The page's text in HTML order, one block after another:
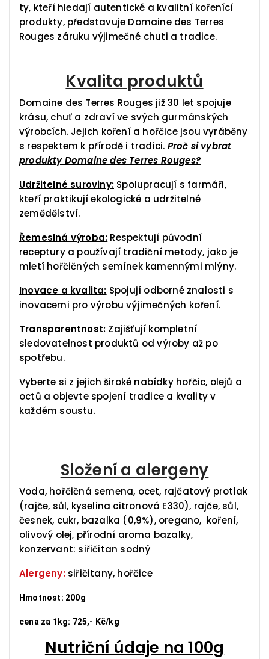
ty, kteří hledají autentické a kvalitní kořenící
produkty, představuje Domaine des Terres
Rouges záruku výjimečné chuti a tradice.
Kvalita produktů
Domaine des Terres Rouges již 30 let spojuje
krásu, chuť a zdraví ve svých gurmánských
výrobcích. Jejich koření a hořčice jsou vyráběny
s respektem k přírodě i tradici. Proč si vybrat
produkty Domaine des Terres Rouges?
Udržitelné suroviny: Spolupracují s farmáři,
kteří praktikují ekologické a udržitelné
zemědělství.
Řemeslná výroba: Respektují původní
receptury a používají tradiční metody, jako je
mletí hořčičných semínek kamennými mlýny.
Inovace a kvalita: Spojují odborné znalosti s
inovacemi pro výrobu výjimečných koření.
Transparentnost: Zajišťují kompletní
sledovatelnost produktů od výroby až po
spotřebu.
Vyberte si z jejich široké nabídky hořčic, olejů a
octů a objevte spojení tradice a kvality v
každém soustu.
Složení a alergeny
Voda, hořčičná semena, ocet, rajčatový protlak
(rajče, sůl, kyselina citronová E330), rajče, sůl,
česnek, cukr, bazalka (0,9%), oregano, koření,
olivový olej, přírodní aroma bazalky,
konzervant: siřičitan sodný
Alergeny: siřičitany, hořčice
Hmotnost: 200g
cena za 1kg: 725,- Kč/kg
Nutriční údaje na 100g